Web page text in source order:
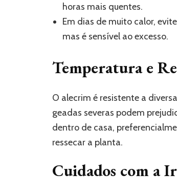
horas mais quentes.
Em dias de muito calor,
mas é sensível ao excesso.
Temperatura e
O alecrim é resistente a
geadas severas podem
dentro de casa,
ressecar a planta.
Cuidados com a